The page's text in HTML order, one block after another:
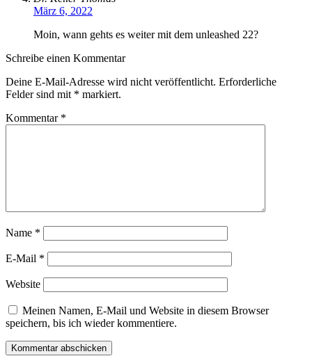
März 6, 2022
Moin, wann gehts es weiter mit dem unleashed 22?
Schreibe einen Kommentar
Deine E-Mail-Adresse wird nicht veröffentlicht. Erforderliche
Felder sind mit * markiert.
Kommentar *
Name *
E-Mail *
Website
Meinen Namen, E-Mail und Website in diesem Browser
speichern, bis ich wieder kommentiere.